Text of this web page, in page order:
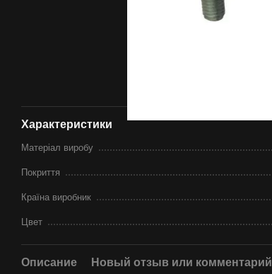
Характеристики
Матеріал виробу
Покриття
Країна виробник
Цвет
Описание Новый отзыв или комментарий